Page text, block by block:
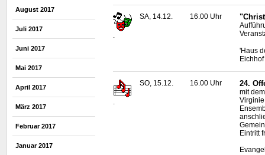
August 2017
Juli 2017
Juni 2017
Mai 2017
April 2017
März 2017
Februar 2017
Januar 2017
.
SA, 14.12. 16.00 Uhr
'Haus
.
SO, 15.12. 16.00 Uhr 24.
mit
Eintritt